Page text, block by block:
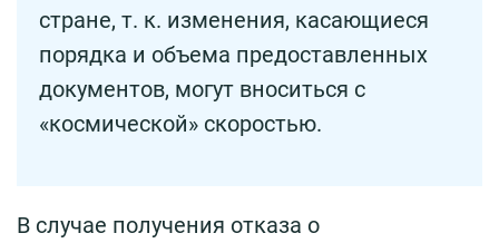
стране, т. к. изменения, касающиеся
порядка и объема предоставленных
документов, могут вноситься с
«космической» скоростью.
В случае получения отказа о